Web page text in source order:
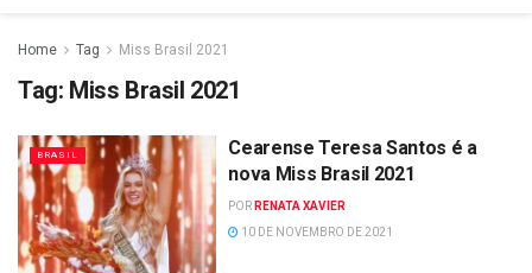
Home Tag Miss Brasil 2021
Tag: Miss Brasil 2021
BRASIL
Cearense Teresa Santos é a
nova Miss Brasil 2021
POR RENATA XAVIER
10 DE NOVEMBRO DE 2021